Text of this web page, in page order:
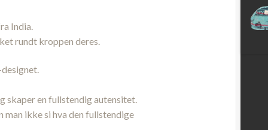
India.
rundt kroppen deres.
skaper en fullstendig autensitet.
man ikke si hva den fullstendige